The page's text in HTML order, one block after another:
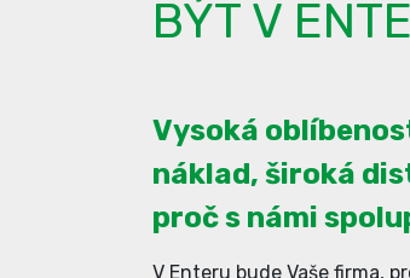
BÝT V
Vysoká
náklad, široká
proč s námi
V Enteru bude Vaše firma,